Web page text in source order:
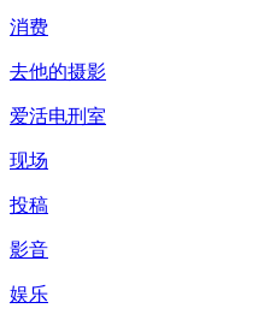
消费
去他的摄影
爱活电刑室
现场
投稿
影音
娱乐